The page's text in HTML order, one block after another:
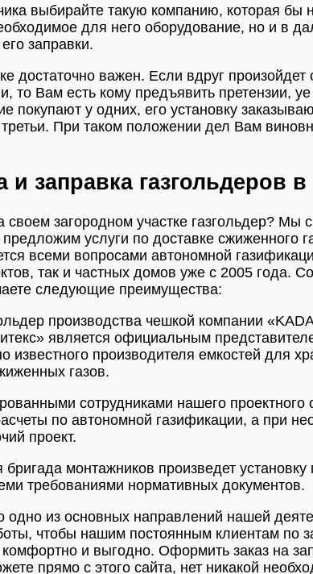
выбирайте такую компанию, которая бы
для него оборудование, но и в
заправки.
достаточно важен. Если вдруг
то Вам есть кому предъявить претензии,
покупают у одних, его установку
При таком положении дел Вам
и заправка газгольдеров
своем загородном участке газгольдер?
услуги по доставке сжиженного
всеми вопросами автономной
так и частных домов уже с 2005 года.
следующие преимущества:
производства чешкой компании
является официальным
известного производителя емкостей для
газов.
сотрудниками нашего проектного
по автономной газификации, а при
проект.
монтажников произведет установку
требованиями нормативных документов.
одно из основных направлений нашей
чтобы нашим постоянным клиентам по
и выгодно. Оформить заказ на
прямо с этого сайта, нет никакой